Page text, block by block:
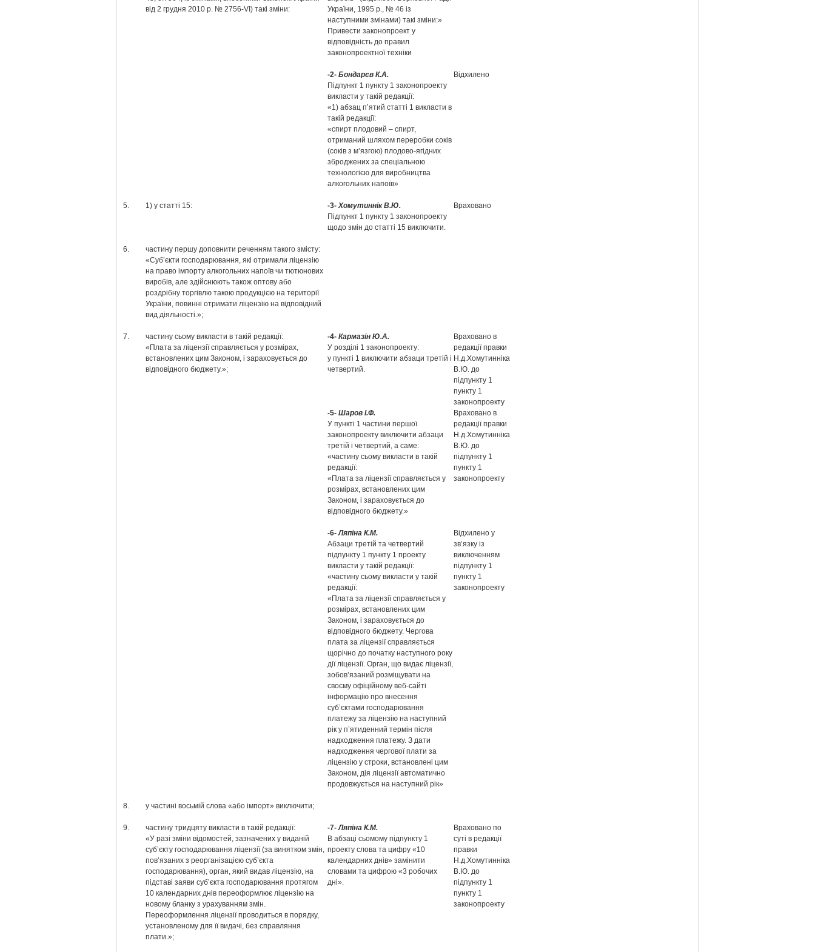
від 2 грудня 2010 р. № 2756-VI) такі зміни:
України, 1995 р., № 46 із
наступними змінами) такі зміни:»
Привести законопроект у
відповідність до правил
законопроектної техніки
-2- Бондарєв К.А.
Підпункт 1 пункту 1 законопроекту
викласти у такій редакції:
«1) абзац п’ятий статті 1 викласти в
такій редакції:
«спирт плодовий – спирт,
отриманий шляхом переробки соків
(соків з м’язгою) плодово-ягідних
зброджених за спеціальною
технологією для виробництва
алкогольних напоїв»
Відхилено
5. 1) у статті 15: -3-Хомутиннік В.Ю.
Підпункт 1 пункту 1 законопроекту
щодо змін до статті 15 виключити.
Враховано
6.
частину першу доповнити реченням такого змісту:
«Суб’єкти господарювання, які отримали ліцензію
на право імпорту алкогольних напоїв чи тютюнових
виробів, але здійснюють також оптову або
роздрібну торгівлю такою продукцією на території
України, повинні отримати ліцензію на відповідний
вид діяльності.»;
7.
частину сьому викласти в такій редакції:
«Плата за ліцензії справляється у розмірах,
встановлених цим Законом, і зараховується до
відповідного бюджету.»;
-4- Кармазін Ю.А.
У розділі 1 законопроекту:
у пункті 1 виключити абзаци третій і
четвертий.
Враховано в
редакції правки
Н.д.Хомутинніка
В.Ю. до
підпункту 1
пункту 1
законопроекту
-5- Шаров І.Ф.
У пункті 1 частини першої
законопроекту виключити абзаци
третій і четвертий, а саме:
«частину сьому викласти в такій
редакції:
«Плата за ліцензії справляється у
розмірах, встановлених цим
Законом, і зараховується до
відповідного бюджету.»
Враховано в
редакції правки
Н.д.Хомутинніка
В.Ю. до
підпункту 1
пункту 1
законопроекту
-6-Ляпіна К.М.
Абзаци третій та четвертий
підпункту 1 пункту 1 проекту
викласти у такій редакції:
«частину сьому викласти у такій
редакції:
«Плата за ліцензії справляється у
розмірах, встановлених цим
Законом, і зараховується до
відповідного бюджету. Чергова
плата за ліцензії справляється
щорічно до початку наступного року
дії ліцензії. Орган, що видає ліцензії,
зобов’язаний розміщувати на
своєму офіційному веб-сайті
інформацію про внесення
суб’єктами господарювання
платежу за ліцензію на наступний
рік у п’ятиденний термін після
надходження платежу. З дати
надходження чергової плати за
ліцензію у строки, встановлені цим
Законом, дія ліцензії автоматично
продовжується на наступний рік»
Відхилено у
зв’язку із
виключенням
підпункту 1
пункту 1
законопроекту
8. у частині восьмій слова «або імпорт» виключити;
9.
частину тридцяту викласти в такій редакції:
«У разі зміни відомостей, зазначених у виданій
суб’єкту господарювання ліцензії (за винятком змін,
пов’язаних з реорганізацією суб’єкта
господарювання), орган, який видав ліцензію, на
підставі заяви суб’єкта господарювання протягом
10 календарних днів переоформлює ліцензію на
новому бланку з урахуванням змін.
Переоформлення ліцензії проводиться в порядку,
установленому для її видачі, без справляння
плати.»;
-7-Ляпіна К.М.
В абзаці сьомому підпункту 1
проекту слова та цифру «10
календарних днів» замінити
словами та цифрою «3 робочих
дні».
Враховано по
суті в редакції
правки
Н.д.Хомутинніка
В.Ю. до
підпункту 1
пункту 1
законопроекту